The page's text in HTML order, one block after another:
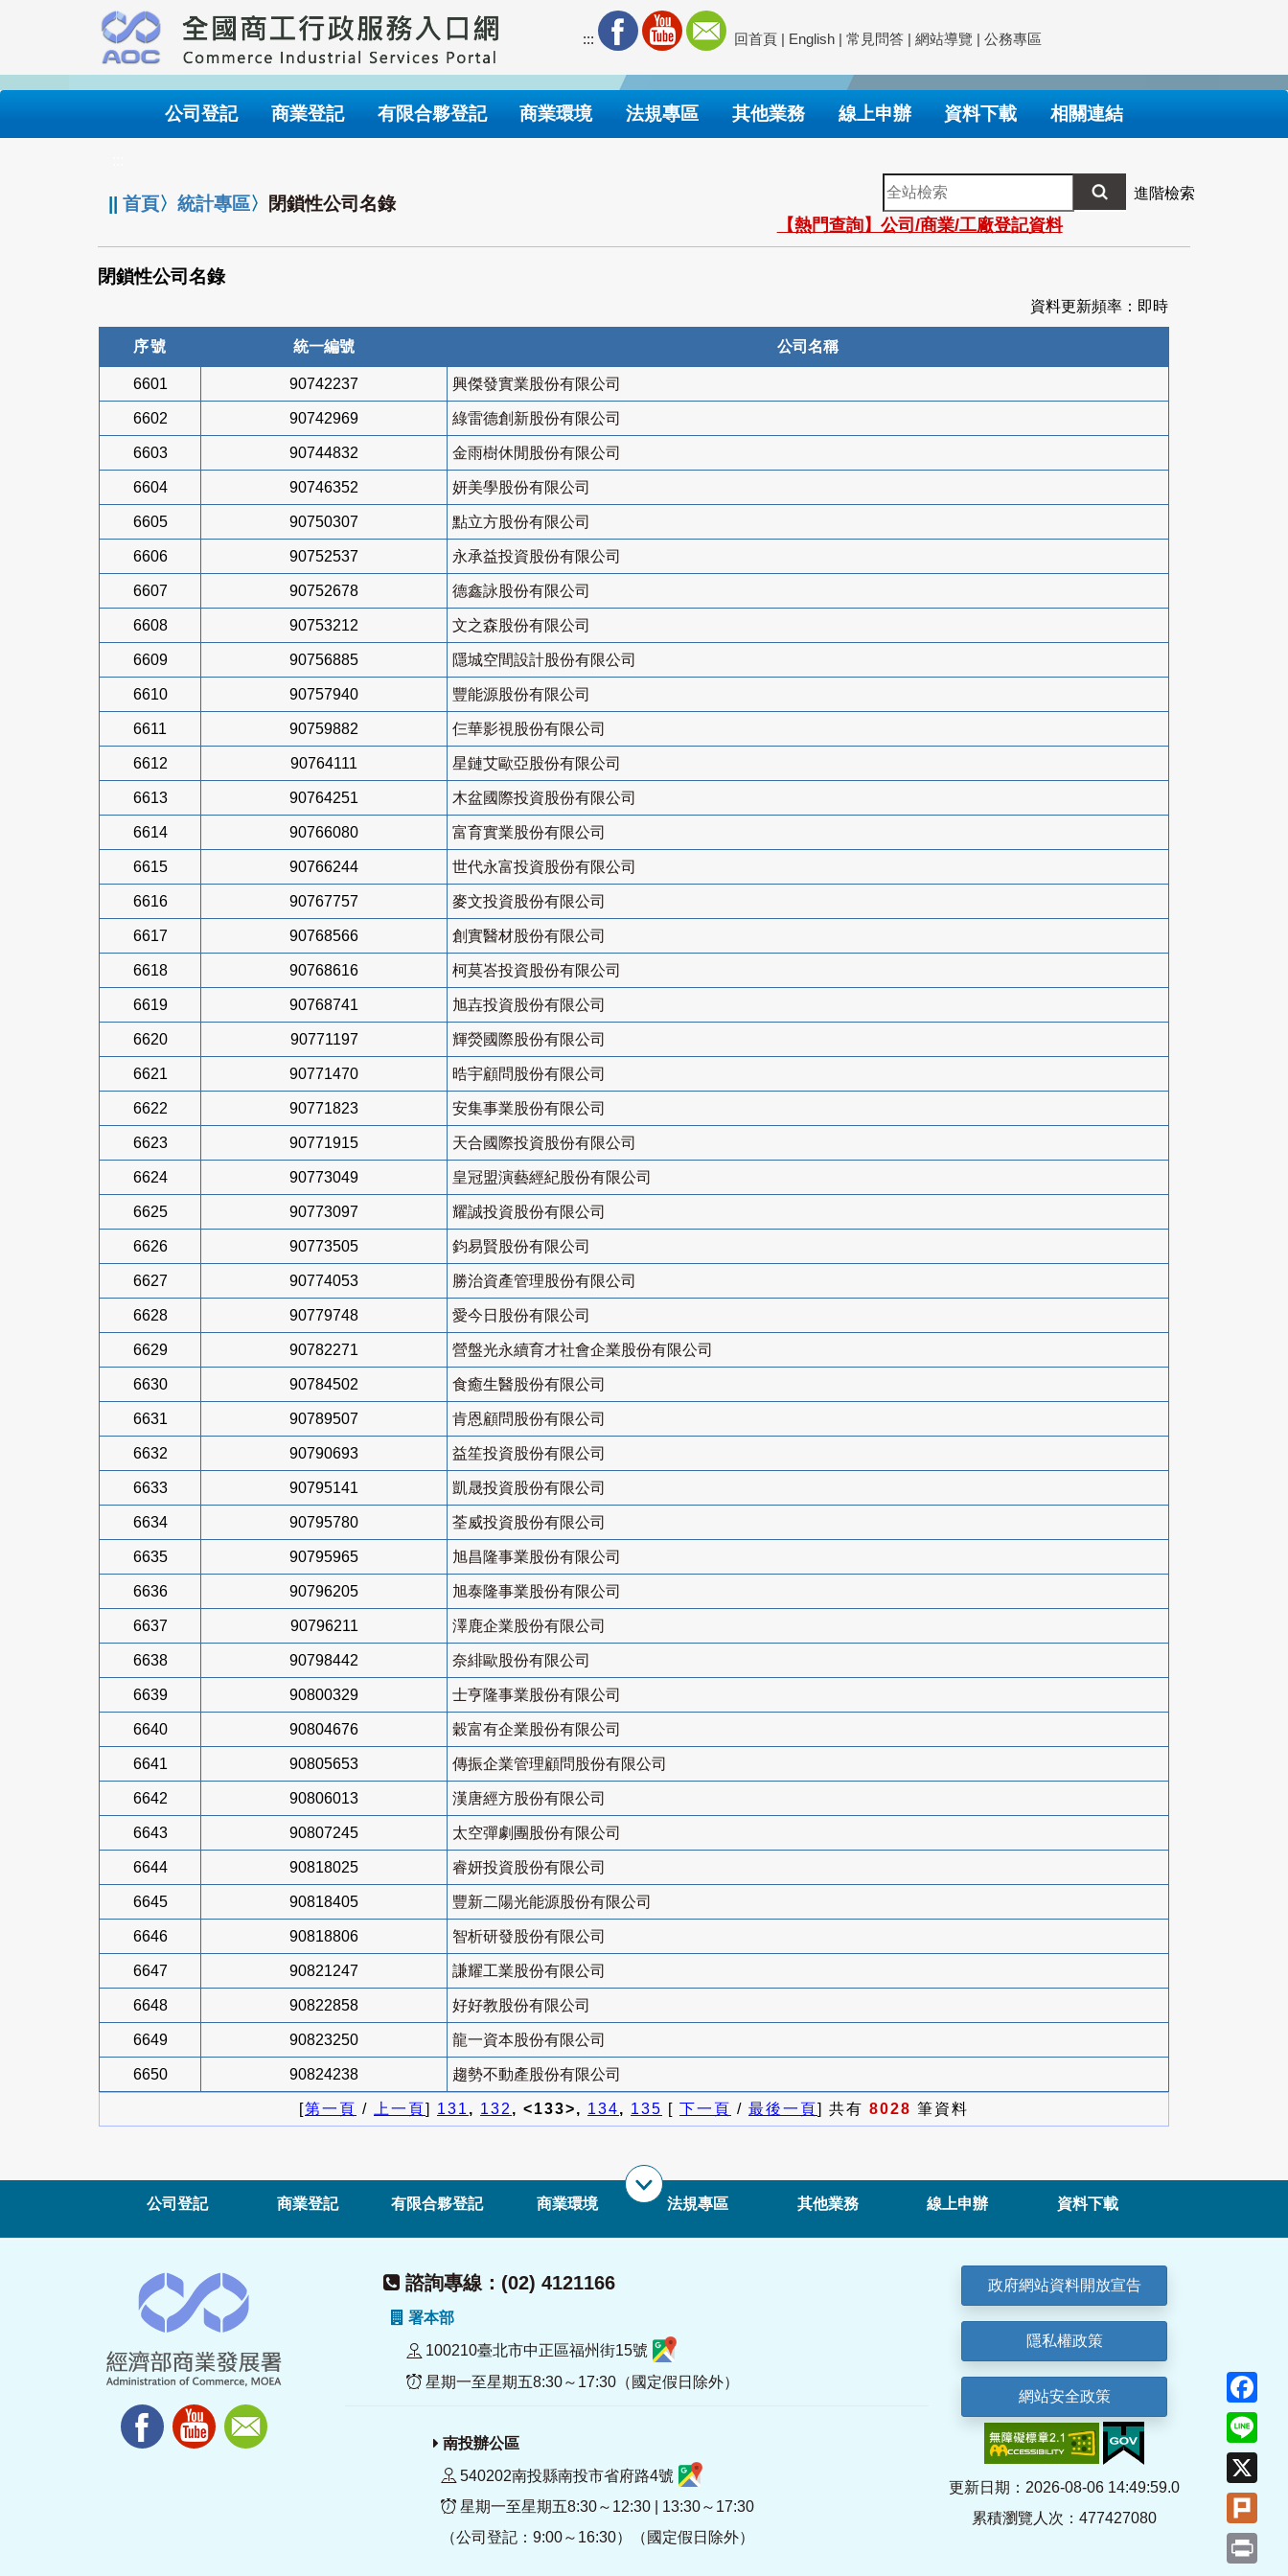
要
內
::: 回首頁 | English | 常見問答 | 網站導覽 | 公務專區
公司登記 商業登記 有限合夥登記 商業環境 法規專區 其他業務 線上申辦 資料下載 相關連結
||首頁〉統計專區〉 閉鎖性公司名錄
全
站
檢
索
進階檢索
【熱門查詢】公司/商業/工廠登記資料
閉鎖性公司名錄
資料更新頻率：即時
序號 統一編號 公司名稱
6601 90742237 興傑發實業股份有限公司
6602 90742969 綠雷德創新股份有限公司
6603 90744832 金雨樹休閒股份有限公司
6604 90746352 妍美學股份有限公司
6605 90750307 點立方股份有限公司
6606 90752537 永承益投資股份有限公司
6607 90752678 德鑫詠股份有限公司
6608 90753212 文之森股份有限公司
6609 90756885 隱城空間設計股份有限公司
6610 90757940 豐能源股份有限公司
6611 90759882 仨華影視股份有限公司
6612 90764111 星鏈艾歐亞股份有限公司
6613 90764251 木盆國際投資股份有限公司
6614 90766080 富育實業股份有限公司
6615 90766244 世代永富投資股份有限公司
6616 90767757 麥文投資股份有限公司
6617 90768566 創實醫材股份有限公司
6618 90768616 柯莫峇投資股份有限公司
6619 90768741 旭壵投資股份有限公司
6620 90771197 輝熒國際股份有限公司
6621 90771470 晧宇顧問股份有限公司
6622 90771823 安集事業股份有限公司
6623 90771915 天合國際投資股份有限公司
6624 90773049 皇冠盟演藝經紀股份有限公司
6625 90773097 耀誠投資股份有限公司
6626 90773505 鈞易賢股份有限公司
6627 90774053 勝治資產管理股份有限公司
6628 90779748 愛今日股份有限公司
6629 90782271 營盤光永續育才社會企業股份有限公司
6630 90784502 食癒生醫股份有限公司
6631 90789507 肯恩顧問股份有限公司
6632 90790693 益笙投資股份有限公司
6633 90795141 凱晟投資股份有限公司
6634 90795780 荃威投資股份有限公司
6635 90795965 旭昌隆事業股份有限公司
6636 90796205 旭泰隆事業股份有限公司
6637 90796211 澤鹿企業股份有限公司
6638 90798442 奈緋歐股份有限公司
6639 90800329 士亨隆事業股份有限公司
6640 90804676 穀富有企業股份有限公司
6641 90805653 傳振企業管理顧問股份有限公司
6642 90806013 漢唐經方股份有限公司
6643 90807245 太空彈劇團股份有限公司
6644 90818025 睿妍投資股份有限公司
6645 90818405 豐新二陽光能源股份有限公司
6646 90818806 智析研發股份有限公司
6647 90821247 謙耀工業股份有限公司
6648 90822858 好好教股份有限公司
6649 90823250 龍一資本股份有限公司
6650 90824238 趨勢不動產股份有限公司
[第一頁 / 上一頁] 131, 132, <133>, 134, 135 [ 下一頁 / 最後一頁] 共有 8028 筆資料
公司登記 商業登記 有限合夥登記 商業環境 法規專區 其他業務 線上申辦 資料下載
諮詢專線：(02) 4121166
署本部
100210臺北市中正區福州街15號
星期一至星期五8:30～17:30（國定假日除外）
南投辦公區
540202南投縣南投市省府路4號
星期一至星期五8:30～12:30 | 13:30～17:30
（公司登記：9:00～16:30）（國定假日除外）
政府網站資料開放宣告
隱私權政策
網站安全政策
更新日期：2026-08-06 14:49:59.0
累積瀏覽人次：477427080